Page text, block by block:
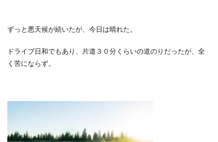
ずっと悪天候が続いたが、今日は晴れた。
ドライブ日和でもあり、片道３０分くらいの道のりだったが、全
く苦にならず。